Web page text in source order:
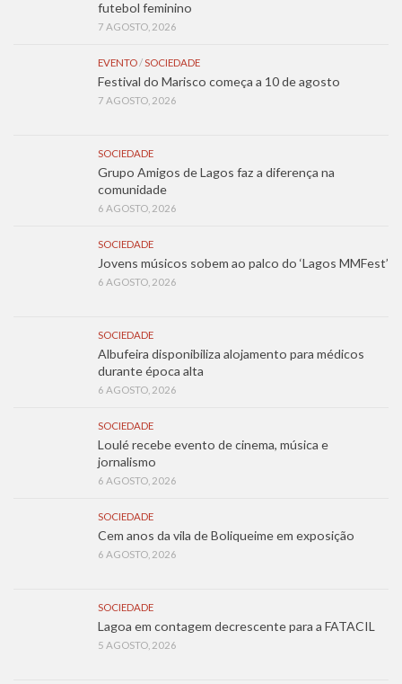
futebol feminino
7 AGOSTO, 2026
EVENTO/SOCIEDADE
Festival do Marisco começa a 10 de agosto
7 AGOSTO, 2026
SOCIEDADE
Grupo Amigos de Lagos faz a diferença na
comunidade
6 AGOSTO, 2026
SOCIEDADE
Jovens músicos sobem ao palco do ‘Lagos MMFest’
6 AGOSTO, 2026
SOCIEDADE
Albufeira disponibiliza alojamento para médicos
durante época alta
6 AGOSTO, 2026
SOCIEDADE
Loulé recebe evento de cinema, música e
jornalismo
6 AGOSTO, 2026
SOCIEDADE
Cem anos da vila de Boliqueime em exposição
6 AGOSTO, 2026
SOCIEDADE
Lagoa em contagem decrescente para a FATACIL
5 AGOSTO, 2026